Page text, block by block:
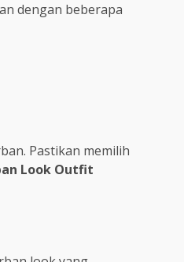
dengan beberapa
Pastikan memilih
Look Outfit